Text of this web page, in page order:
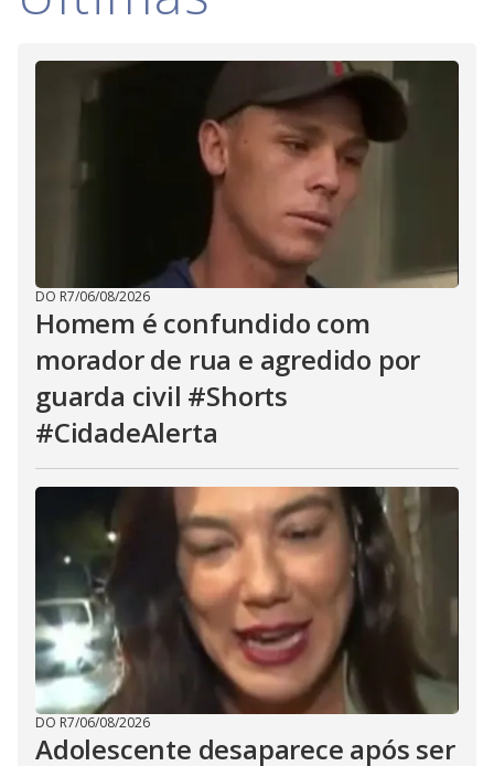
i
d
e
o
DO R7/06/08/2026
Homem é confundido com
morador de rua e agredido por
guarda civil #Shorts
#CidadeAlerta
DO R7/06/08/2026
Adolescente desaparece após ser